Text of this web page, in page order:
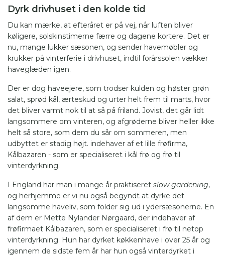
Dyrk drivhuset i den kolde tid
Du kan mærke, at efteråret er på vej, når luften bliver
køligere, solskinstimerne færre og dagene kortere. Det er
nu, mange lukker sæsonen, og sender havemøbler og
krukker på vinterferie i drivhuset, indtil forårssolen vækker
haveglæden igen.
Der er dog haveejere, som trodser kulden og høster grøn
salat, sprød kål, ærteskud og urter helt frem til marts, hvor
det bliver varmt nok til at så på friland. Jovist, det går lidt
langsommere om vinteren, og afgrøderne bliver heller ikke
helt så store, som dem du sår om sommeren, men
udbyttet er stadig højt. indehaver af et lille frøfirma,
Kålbazaren - som er specialiseret i kål frø og frø til
vinterdyrkning.
I England har man i mange år praktiseret slow gardening,
og herhjemme er vi nu også begyndt at dyrke det
langsomme haveliv, som folder sig ud i ydersæsonerne. En
af dem er Mette Nylander Nørgaard, der indehaver af
frøfirmaet Kålbazaren, som er specialiseret i frø til netop
vinterdyrkning. Hun har dyrket køkkenhave i over 25 år og
igennem de sidste fem år har hun også vinterdyrket i